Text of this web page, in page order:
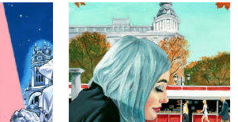
Este
producto
tiene
múltiples
variantes.
Las